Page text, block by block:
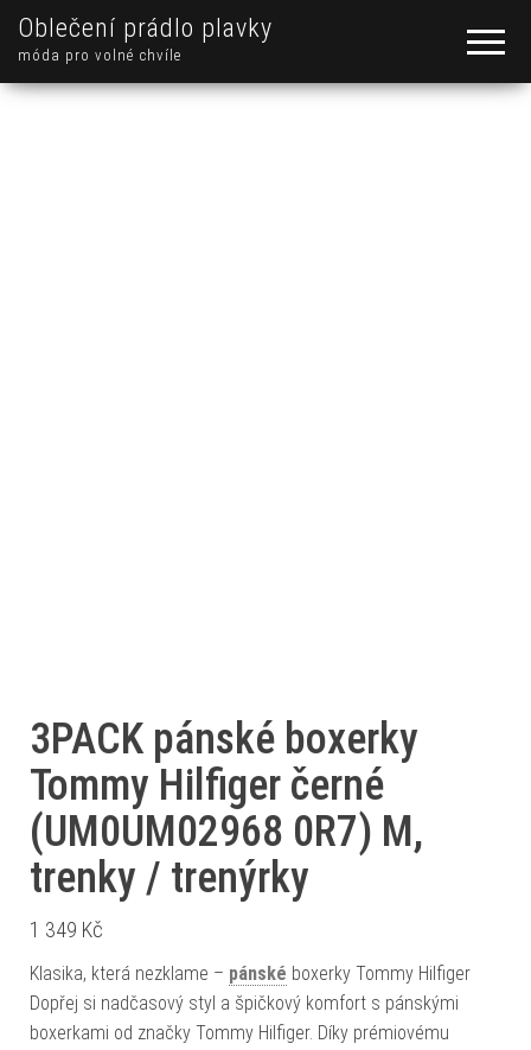
Oblečení prádlo plavky
móda pro volné chvíle
3PACK pánské boxerky
Tommy Hilfiger černé
(UM0UM02968 0R7) M,
trenky / trenýrky
1 349 Kč
Klasika, která nezklame – pánské boxerky Tommy Hilfiger
Dopřej si nadčasový styl a špičkový komfort s pánskými
boxerkami od značky Tommy Hilfiger. Díky prémiovému